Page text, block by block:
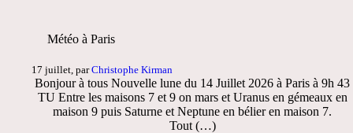
Météo à Paris
17 juillet, parChristophe Kirman
Bonjour à tous Nouvelle lune du 14 Juillet 2026 à Paris à 9h 43
TU Entre les maisons 7 et 9 on mars et Uranus en gémeaux en
maison 9 puis Saturne et Neptune en bélier en maison 7.
Tout (…)